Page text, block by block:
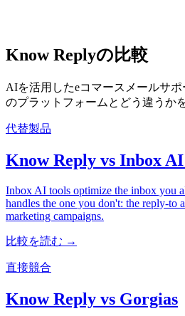
Know Replyの比較
AIを活用したeコマースメールサ
のプラットフォームとどう違うか
代替製品
Know Reply vs Inbox
Inbox AI tools optimize the inbox you
handles the one you don't: the reply-to
marketing campaigns.
比較を読む →
直接競合
Know Reply vs Gorgias